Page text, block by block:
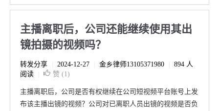
主播离职后，公司还能继续使用其出
镜拍摄的视频吗？
转发分享 2024-12-27 金乡律师13105371980
894 人
阅读
赞 (1)
主播离职后，公司是否有权继续在公司短视频平台账号上发
布该主播出镜的视频？公司对已离职人员出镜的视频是否负